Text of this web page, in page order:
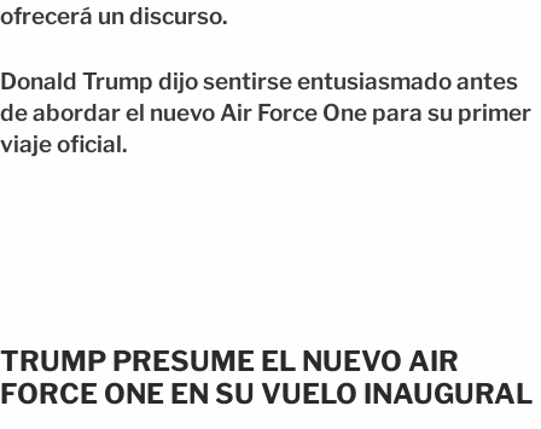
ofrecerá un discurso.
Donald Trump dijo sentirse entusiasmado antes
de abordar el nuevo Air Force One para su primer
viaje oficial.
TRUMP PRESUME EL NUEVO AIR
FORCE ONE EN SU VUELO INAUGURAL